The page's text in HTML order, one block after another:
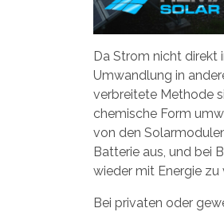
Da Strom nicht direkt
Umwandlung in
verbreitete Methode
chemische Form
von den
Batterie aus, und bei
wieder mit Energie zu
Bei privaten oder